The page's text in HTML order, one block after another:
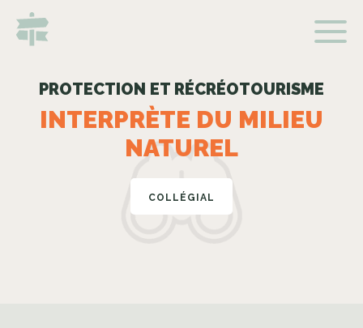
PROTECTION ET RÉCRÉOTOURISME
INTERPRÈTE DU MILIEU
NATUREL
COLLÉGIAL